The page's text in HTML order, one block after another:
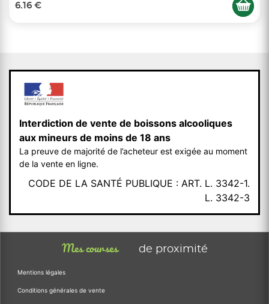
6.16 €
Interdiction de vente de boissons alcooliques
aux mineurs de moins de 18 ans
La preuve de majorité de l’acheteur est exigée au moment
de la vente en ligne.
CODE DE LA SANTÉ PUBLIQUE : ART. L. 3342-1.
L. 3342-3
Mes courses de proximité
Mentions légales
Conditions générales de vente